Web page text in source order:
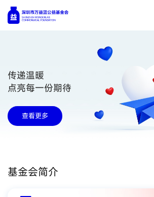
传递温暖
点亮每一份期待
查看更多
基金会简介